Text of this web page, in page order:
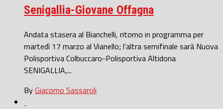
Senigallia-Giovane Offagna
Andata stasera al Bianchelli, ritorno in programma per
martedì 17 marzo al Vianello; l’altra semifinale sarà Nuova
Polisportiva Colbuccaro-Polisportiva Altidona
SENIGALLIA,...
ByGiacomo Sassaroli